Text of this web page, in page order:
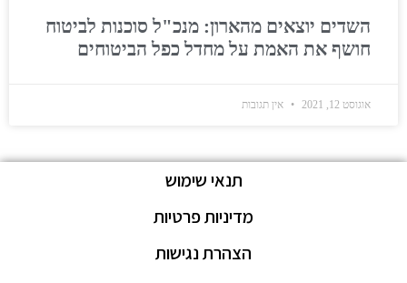
השדים יוצאים מהארון: מנכ"ל סוכנות לביטוח
חושף את האמת על מחדל כפל הביטוחים
אוגוסט 12, 2021 אין תגובות
תנאי שימוש
מדיניות פרטיות
הצהרת נגישות